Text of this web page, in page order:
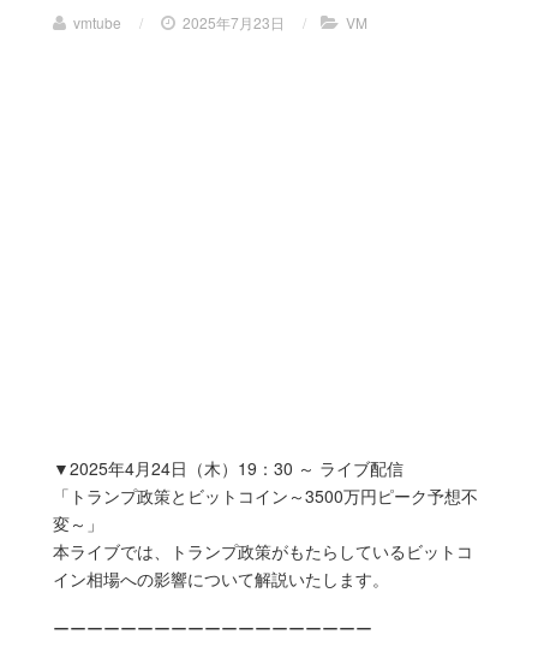
vmtube / 2025年7月23日 / VM
▼2025年4月24日（木）19：30 ～ ライブ配信
「トランプ政策とビットコイン～3500万円ピーク予想不
変～」
本ライブでは、トランプ政策がもたらしているビットコ
イン相場への影響について解説いたします。
ーーーーーーーーーーーーーーーーーーー